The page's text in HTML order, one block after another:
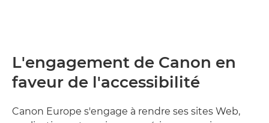
L'engagement de Canon en
faveur de l'accessibilité
Canon Europe s'engage à rendre ses sites Web,